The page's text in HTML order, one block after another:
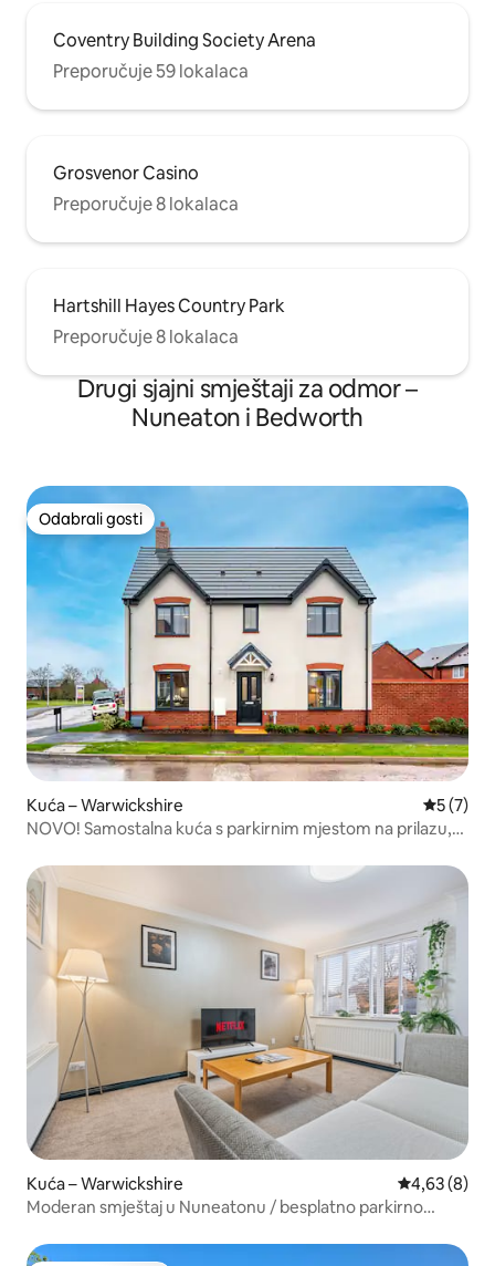
Coventry Building Society Arena
Preporučuje 59 lokalaca
Grosvenor Casino
Preporučuje 8 lokalaca
Hartshill Hayes Country Park
Preporučuje 8 lokalaca
Drugi sjajni smještaji za odmor –
Nuneaton i Bedworth
Odabrali gosti
Odabrali gosti
Kuća – Warwickshire
5 (7)
NOVO! Samostalna kuća s parkirnim mjestom na prilazu,
Kuća – Warwickshire Prosječna
4,63 (8)
Moderan smještaj u Nuneatonu / besplatno parkirno